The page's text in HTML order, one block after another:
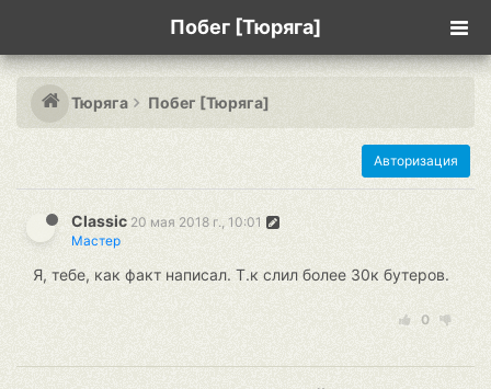
Побег [Тюряга]
Тюряга Побег [Тюряга]
Авторизация
Classic 20 мая 2018 г., 10:01
Мастер
Я, тебе, как факт написал. Т.к слил более 30к бутеров.
0